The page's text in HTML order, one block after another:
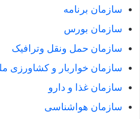
سازمان برنامه
سازمان بورس
سازمان حمل ونقل وترافیک
سازمان خواربار و کشاورزی
سازمان غذا و دارو
سازمان هواشناسی